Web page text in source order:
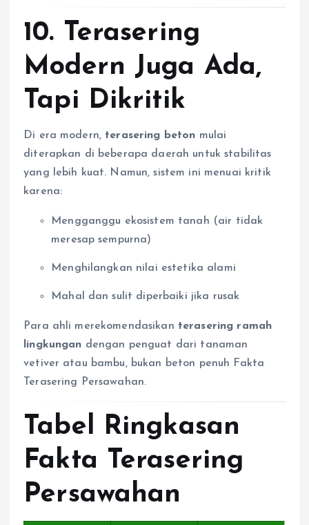
10. Terasering
Modern Juga Ada,
Tapi Dikritik
Di era modern, terasering beton mulai
diterapkan di beberapa daerah untuk stabilitas
yang lebih kuat. Namun, sistem ini menuai kritik
karena:
Mengganggu ekosistem tanah (air tidak
meresap sempurna)
Menghilangkan nilai estetika alami
Mahal dan sulit diperbaiki jika rusak
Para ahli merekomendasikan terasering ramah
lingkungan dengan penguat dari tanaman
vetiver atau bambu, bukan beton penuh Fakta
Terasering Persawahan.
Tabel Ringkasan
Fakta Terasering
Persawahan